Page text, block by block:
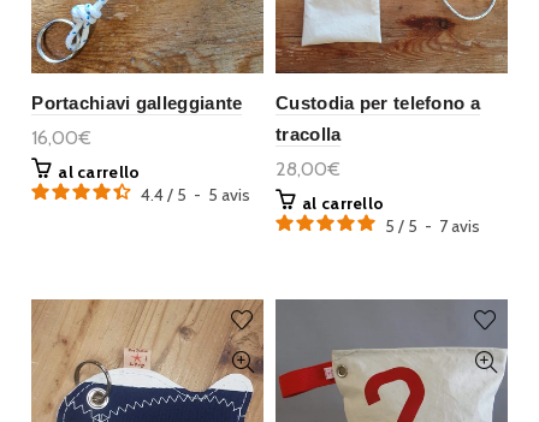
Portachiavi galleggiante
16,00€
al carrello
4.4/ 5 - 5avis
Custodia per telefono a
tracolla
28,00€
al carrello
5 / 5 - 7avis